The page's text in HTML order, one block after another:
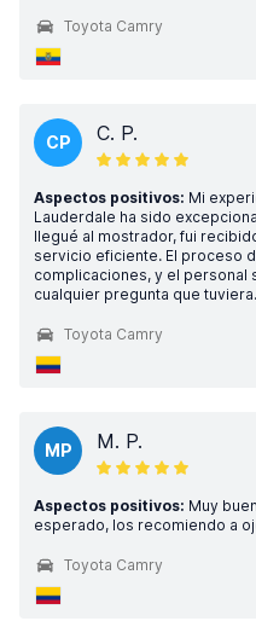
Toyota Camry
CP C. P.
Aspectos positivos: Mi
Lauderdale ha sido
llegué al mostrador, fui
servicio eficiente. El proceso
complicaciones, y el
cualquier pregunta que tuviera.
Toyota Camry
MP M. P.
Aspectos positivos: Muy
esperado, los recomiendo a
Toyota Camry